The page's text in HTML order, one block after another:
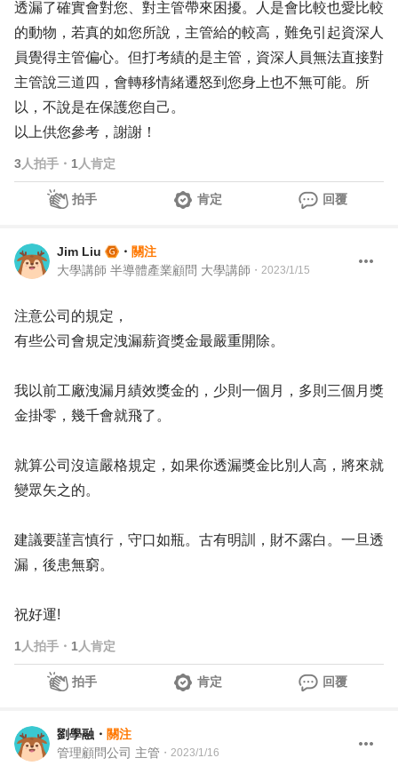
透漏了確實會對您、對主管帶來困擾。人是會比較也愛比較
的動物，若真的如您所說，主管給的較高，難免引起資深人
員覺得主管偏心。但打考績的是主管，資深人員無法直接對
主管說三道四，會轉移情緒遷怒到您身上也不無可能。所
以，不說是在保護您自己。
以上供您參考，謝謝！
3人拍手 ・ 1 人肯定
拍手 肯定 回覆
Jim Liu ・ 關注
大學講師 半導體產業顧問 大學講師 ・ 2023/1/15
注意公司的規定，
有些公司會規定洩漏薪資獎金最嚴重開除。
我以前工廠洩漏月績效獎金的，少則一個月，多則三個月獎
金掛零，幾千會就飛了。
就算公司沒這嚴格規定，如果你透漏獎金比別人高，將來就
變眾矢之的。
建議要謹言慎行，守口如瓶。古有明訓，財不露白。一旦透
漏，後患無窮。
祝好運!
1 人拍手 ・ 1 人肯定
拍手 肯定 回覆
劉學融 ・ 關注
管理顧問公司 主管 ・ 2023/1/16